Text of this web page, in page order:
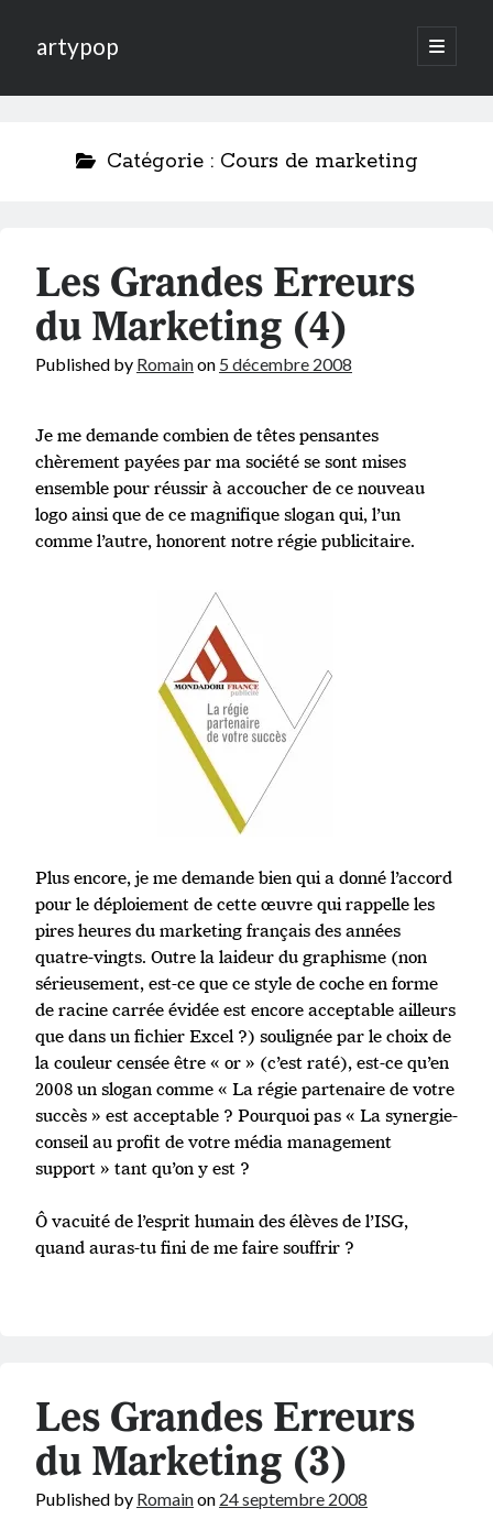
artypop
open
primary
Catégorie : Cours de marketing
Les Grandes Erreurs
du Marketing (4)
Published by Romainon 5 décembre 2008
Je me demande combien de têtes pensantes
chèrement payées par ma société se sont mises
ensemble pour réussir à accoucher de ce nouveau
logo ainsi que de ce magnifique slogan qui, l’un
comme l’autre, honorent notre régie publicitaire.
Plus encore, je me demande bien qui a donné l’accord
pour le déploiement de cette œuvre qui rappelle les
pires heures du marketing français des années
quatre-vingts. Outre la laideur du graphisme (non
sérieusement, est-ce que ce style de coche en forme
de racine carrée évidée est encore acceptable ailleurs
que dans un fichier Excel ?) soulignée par le choix de
la couleur censée être « or » (c’est raté), est-ce qu’en
2008 un slogan comme « La régie partenaire de votre
succès » est acceptable ? Pourquoi pas « La synergie-
conseil au profit de votre média management
support » tant qu’on y est ?
Ô vacuité de l’esprit humain des élèves de l’ISG,
quand auras-tu fini de me faire souffrir ?
Les Grandes Erreurs
du Marketing (3)
Published by Romainon 24 septembre 2008